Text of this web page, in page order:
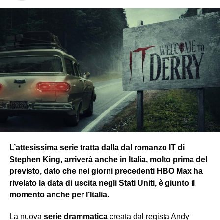
Questo fenomeno succede anche nella realtà italiana , in
cui la popolazione non è realmente aggiornata con
correttezza
dai sistemi e canali divulgativi. Come nel film
l’Hydra usatecnologie avanzateper potersi muovere
silenziosamente nella realizzazione dei propri piani, i
meccanismi che stanno dietro ai sistemi politici attuali
funzionano verosimilmente a quelli mostrati nel
lungometraggio.
Un esempio è la
censura delle informazioni televisive
veicolate a proprio piacimento senza esseretrasparenti
servizio. L’ultimo fatto recente è sul referendum
costituzionaledi marzo, di cui se n’è parlato apertamente
e in modo approfondito da persone competenti sui social,
mentre nelle reti televisive regnava ilsilenzioe solo lo
scorso mese se n’è parlato.
L’attesissima serie tratta dalla dal romanzo IT di
Stephen King, arriverà anche in Italia, molto prima del
previsto, dato che nei giorni precedenti HBO Max ha
rivelato la data di uscita negli Stati Uniti, è giunto il
momento anche per l’Italia.
La nuova serie drammaticacreata dal regista Andy